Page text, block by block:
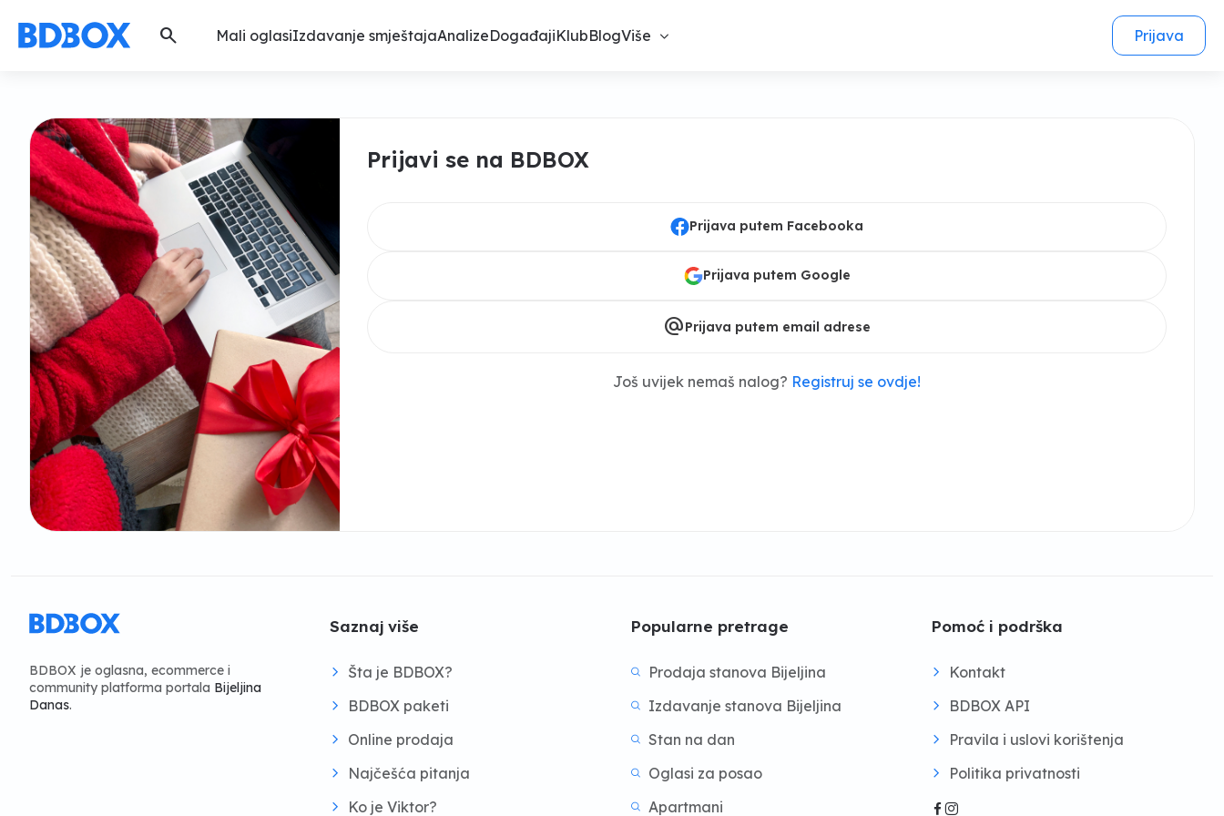
search Mali oglasiIzdavanje smještajaAnalizeDogađajiKlubBlogViše Prijava
Prijavi se na BDBOX
Prijava putem Facebooka
Prijava putem Google
alternate_emailPrijava putem email adrese
Još uvijek nemaš nalog? Registruj se ovdje!
BDBOX je oglasna, ecommerce i
community platforma portala Bijeljina
Danas.
Saznaj više
Šta je BDBOX?
BDBOX paketi
Online prodaja
Najčešća pitanja
Ko je Viktor?
Popularne pretrage
Prodaja stanova Bijeljina
Izdavanje stanova Bijeljina
Stan na dan
Oglasi za posao
Apartmani
Pomoć i podrška
Kontakt
BDBOX API
Pravila i uslovi korištenja
Politika privatnosti